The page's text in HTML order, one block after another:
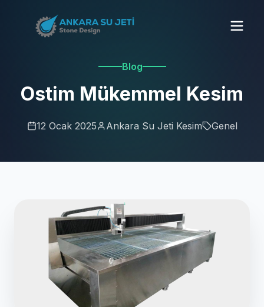
Blog
Ostim Mükemmel Kesim
12 Ocak 2025 Ankara Su Jeti Kesim Genel